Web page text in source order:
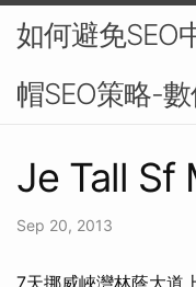
如何避免SEO
帽SEO策略-
Je Tall Sf
Sep 20, 2013
7天挪威峽灣林蔭大道